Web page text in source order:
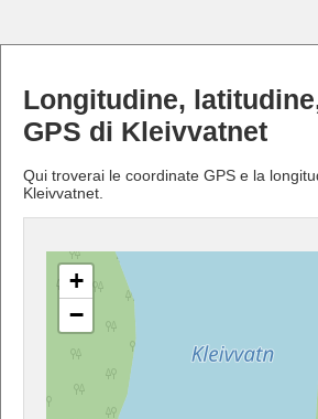
Longitudine,
GPS di Kleivvatnet
Qui troverai le coordinate GPS e la
Kleivvatnet.
+
−